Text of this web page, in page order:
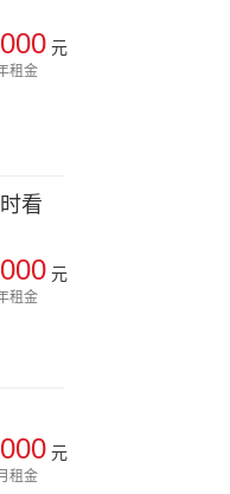
元
租金
看
元
租金
元
租金